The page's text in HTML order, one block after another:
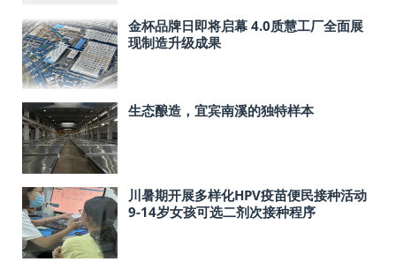
金杯品牌日即将启幕 4.0质慧工厂全面展
现制造升级成果
生态酿造，宜宾南溪的独特样本
川暑期开展多样化HPV疫苗便民接种活动
9-14岁女孩可选二剂次接种程序